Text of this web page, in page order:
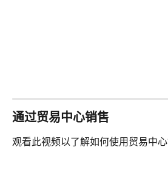
通过贸易中心销售
观看此视频以了解如何使用贸易中